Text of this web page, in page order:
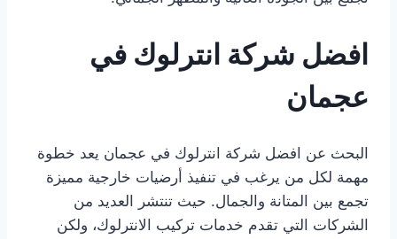
افضل شركة انترلوك في
عجمان
البحث عن افضل شركة انترلوك في عجمان يعد خطوة
مهمة لكل من يرغب في تنفيذ أرضيات خارجية مميزة
تجمع بين المتانة والجمال. حيث تنتشر العديد من
الشركات التي تقدم خدمات تركيب الانترلوك، ولكن